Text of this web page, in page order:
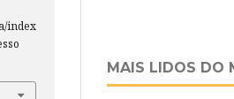
index
MAIS LIDOS DO